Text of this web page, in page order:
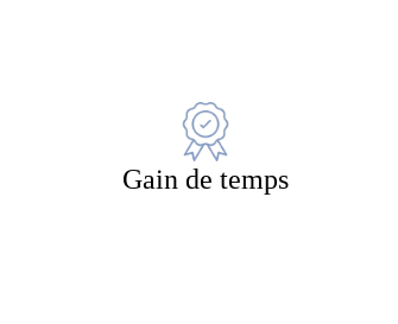
Gain de temps